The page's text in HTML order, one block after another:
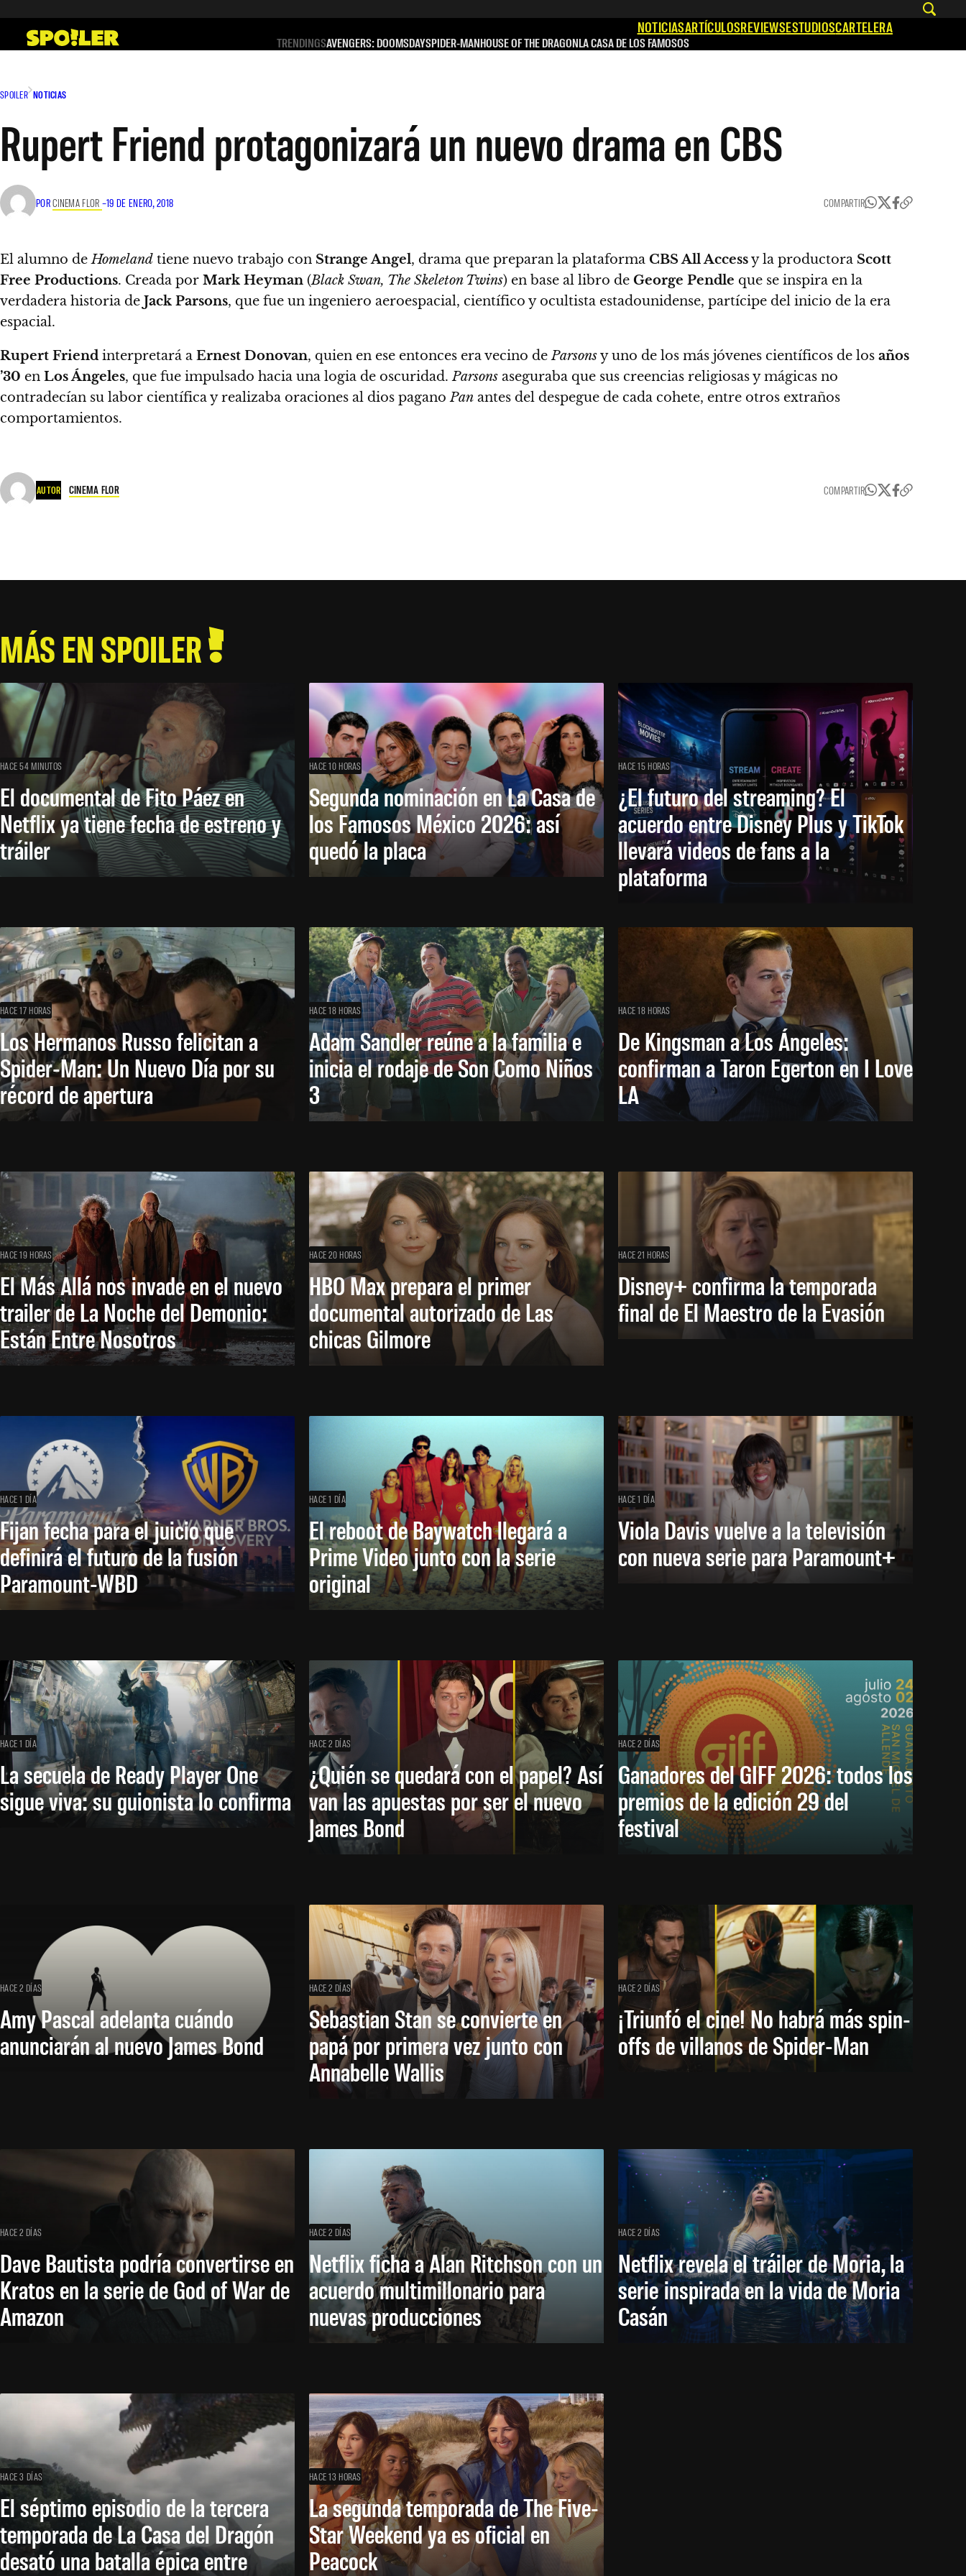
contenido
NOTICIASARTÍCULOSREVIEWSESTUDIOSCARTELERA
TRENDINGSAVENGERS: DOOMSDAYSPIDER-MANHOUSE OF THE DRAGONLA CASA DE LOS FAMOSOS
SPOILER NOTICIAS
Rupert Friend protagonizará un nuevo drama en CBS
PORCINEMA FLOR –19 DE ENERO, 2018 COMPARTIR
El alumno deHomeland tiene nuevo trabajo con Strange Angel, drama que preparan la plataforma CBS All Accessy la productora Scott
Free Productions. Creada por Mark Heyman (Black Swan, The Skeleton Twins) en base al libro de George Pendle que se inspira en la
verdadera historia de Jack Parsons, que fue un ingeniero aeroespacial, científico y ocultista estadounidense, partícipe del inicio de la era
espacial.
Rupert Friend interpretará a Ernest Donovan, quien en ese entonces era vecino deParsonsy uno de los más jóvenes científicos de los años
’30 en Los Ángeles, que fue impulsado hacia una logia de oscuridad.Parsons aseguraba que sus creencias religiosas y mágicas no
contradecían su labor científica y realizaba oraciones al dios paganoPan antes del despegue de cada cohete, entre otros extraños
comportamientos.
AUTOR CINEMA FLOR COMPARTIR
MÁS EN SPOILER
HACE 54 MINUTOS
El documental de Fito Páez en
Netflix ya tiene fecha de estreno y
tráiler
HACE 10 HORAS
Segunda nominación en La Casa de
los Famosos México 2026: así
quedó la placa
HACE 15 HORAS
¿El futuro del streaming? El
acuerdo entre Disney Plus y TikTok
llevará videos de fans a la
plataforma
HACE 17 HORAS
Los Hermanos Russo felicitan a
Spider-Man: Un Nuevo Día por su
récord de apertura
HACE 18 HORAS
Adam Sandler reúne a la familia e
inicia el rodaje de Son Como Niños
3
HACE 18 HORAS
De Kingsman a Los Ángeles:
confirman a Taron Egerton en I Love
LA
HACE 19 HORAS
El Más Allá nos invade en el nuevo
trailer de La Noche del Demonio:
Están Entre Nosotros
HACE 20 HORAS
HBO Max prepara el primer
documental autorizado de Las
chicas Gilmore
HACE 21 HORAS
Disney+ confirma la temporada
final de El Maestro de la Evasión
HACE 1 DÍA
Fijan fecha para el juicio que
definirá el futuro de la fusión
Paramount-WBD
HACE 1 DÍA
El reboot de Baywatch llegará a
Prime Video junto con la serie
original
HACE 1 DÍA
Viola Davis vuelve a la televisión
con nueva serie para Paramount+
HACE 1 DÍA
La secuela de Ready Player One
sigue viva: su guionista lo confirma
HACE 2 DÍAS
¿Quién se quedará con el papel? Así
van las apuestas por ser el nuevo
James Bond
HACE 2 DÍAS
Ganadores del GIFF 2026: todos los
premios de la edición 29 del
festival
HACE 2 DÍAS
Amy Pascal adelanta cuándo
anunciarán al nuevo James Bond
HACE 2 DÍAS
Sebastian Stan se convierte en
papá por primera vez junto con
Annabelle Wallis
HACE 2 DÍAS
¡Triunfó el cine! No habrá más spin-
offs de villanos de Spider-Man
HACE 2 DÍAS
Dave Bautista podría convertirse en
Kratos en la serie de God of War de
Amazon
HACE 2 DÍAS
Netflix ficha a Alan Ritchson con un
acuerdo multimillonario para
nuevas producciones
HACE 2 DÍAS
Netflix revela el tráiler de Moria, la
serie inspirada en la vida de Moria
Casán
HACE 3 DÍAS
El séptimo episodio de la tercera
temporada de La Casa del Dragón
desató una batalla épica entre
HACE 13 HORAS
La segunda temporada de The Five-
Star Weekend ya es oficial en
Peacock